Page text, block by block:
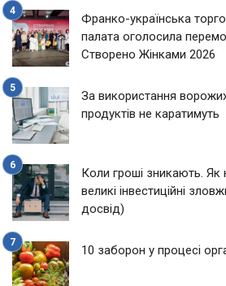
Франко-українська
палата оголосила
Створено Жінками 2026
За використання
продуктів не каратимуть
Коли гроші зникають.
великі інвестиційні
досвід)
10 заборон у процесі